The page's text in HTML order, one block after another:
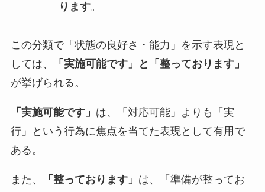
ります。
この分類で「状態の良好さ・能力」を示す表現と
しては、
「実施可能です」と「整っております」
が挙げられる。
「実施可能です」 は、「対応可能」よりも「実
行」という行為に焦点を当てた表現として有用で
ある。
また、 「整っております」 は、「準備が整ってお